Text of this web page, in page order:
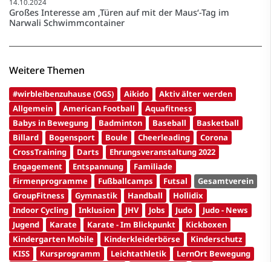
14.10.2024
Großes Interesse am ‚Türen auf mit der Maus‘-Tag im
Narwali Schwimmcontainer
Weitere Themen
#wirbleibenzuhause (OGS) Aikido
Aktiv älter werden
Allgemein
American Football
Aquafitness
Babys in Bewegung
Badminton Baseball
Basketball
Billard
Bogensport Boule Cheerleading
Corona
CrossTraining
Darts
Ehrungsveranstaltung 2022
Engagement
Entspannung
Familiade
Firmenprogramme
Fußballcamps Futsal
Gesamtverein
GroupFitness
Gymnastik Handball
Hollidix
Indoor Cycling
Inklusion JHV Jobs Judo
Judo - News
Jugend
Karate Karate - Im Blickpunkt
Kickboxen
Kindergarten Mobile
Kinderkleiderbörse
Kinderschutz
KISS
Kursprogramm Leichtathletik
LernOrt Bewegung